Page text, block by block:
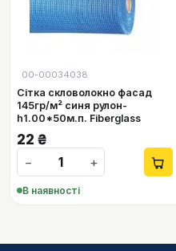
00-00034038
Сітка скловолокно фасад
145гр/м² синя рулон-
h1.00*50м.п. Fiberglass
22 ₴
−
+
В наявності